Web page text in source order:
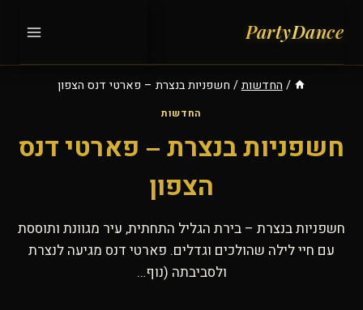
/ החדשות / חשפניות בנצרת – פארטי דנס הצפון
החדשות
חשפניות בנצרת – פארטי דנס
הצפון
חשפניות בנצרת – בירת הגליל התחתית, עיר מגוונת ותוססת
עם חיי לילה שהולכים וגדלים. פארטי דנס מגיעה לנצרת
ולסביבתה (נוף…